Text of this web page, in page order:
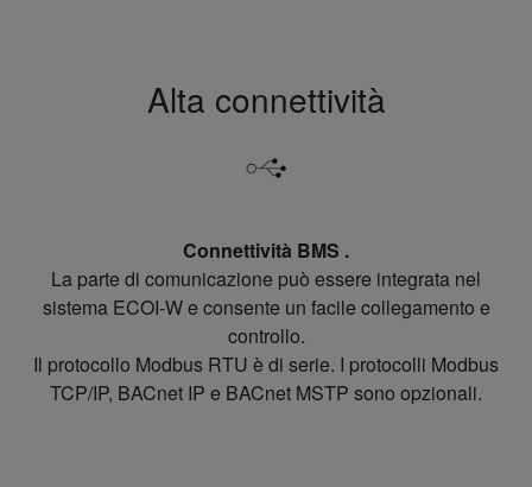
Alta connettività
Connettività BMS .
La parte di comunicazione può essere integrata nel
sistema ECOI-W e consente un facile collegamento e
controllo.
Il protocollo Modbus RTU è di serie. I protocolli Modbus
TCP/IP, BACnet IP e BACnet MSTP sono opzionali.